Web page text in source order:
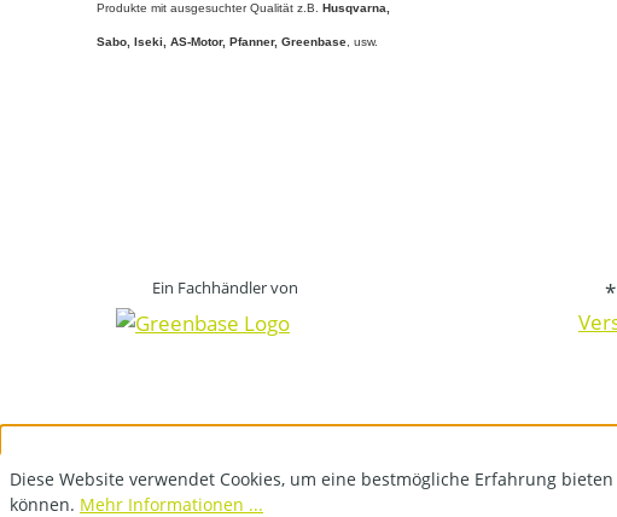
Produkte mit ausgesuchter Qualität z.B. Husqvarna,
Sabo, Iseki, AS-Motor, Pfanner, Greenbase , usw.
Ein Fachhändler von
Diese Website verwendet Cookies, um eine bestmögliche Erfahrung bieten
können. Mehr Informationen ...